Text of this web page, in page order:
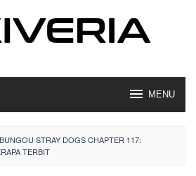
MENU
BUNGOU STRAY DOGS CHAPTER 117:
TERBIT